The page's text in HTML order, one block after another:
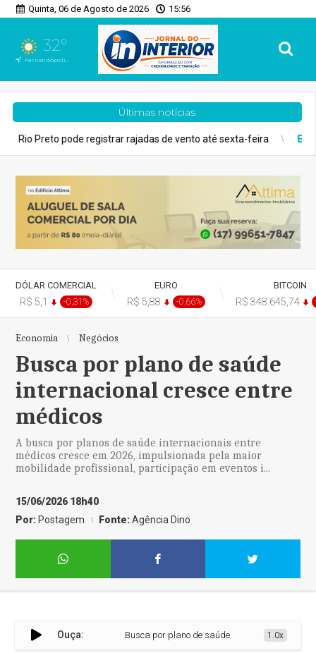
Quinta, 06 de Agosto de 2026 15:56
32°
Fernandópolis, SP
Últimas notícias
rajadas de vento até sexta-feira Economia O risco do
DÓLAR COMERCIAL
R$ 5,1 -0,31%
EURO
R$ 5,88 -0,66%
BITCOIN
R$ 348.645,74
Economia Negócios
Busca por plano de saúde
internacional cresce entre
médicos
A busca por planos de saúde internacionais entre
médicos cresce em 2026, impulsionada pela maior
mobilidade profissional, participação em eventos i...
15/06/2026 18h40
Por: Postagem Fonte:Agência Dino
Ouça: Busca por plano de saúde internacional cresce entre
1.0x